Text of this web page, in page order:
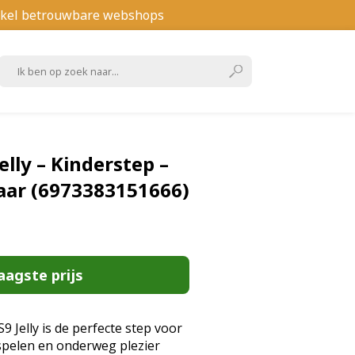
betrouwbare webshops
– Kinderstep –
(6973383151666)
prijs
Jelly is de perfecte step voor
en onderweg plezier